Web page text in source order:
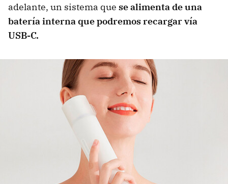
adelante, un sistema que se alimenta de una
batería interna que podremos recargar vía
USB-C.